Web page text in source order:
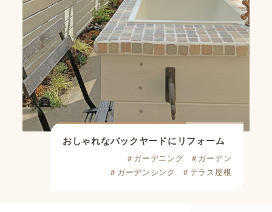
おしゃれなバックヤードにリフォーム
＃ガーデニング
＃ガーデン
＃ガーデンシンク
＃テラス屋根